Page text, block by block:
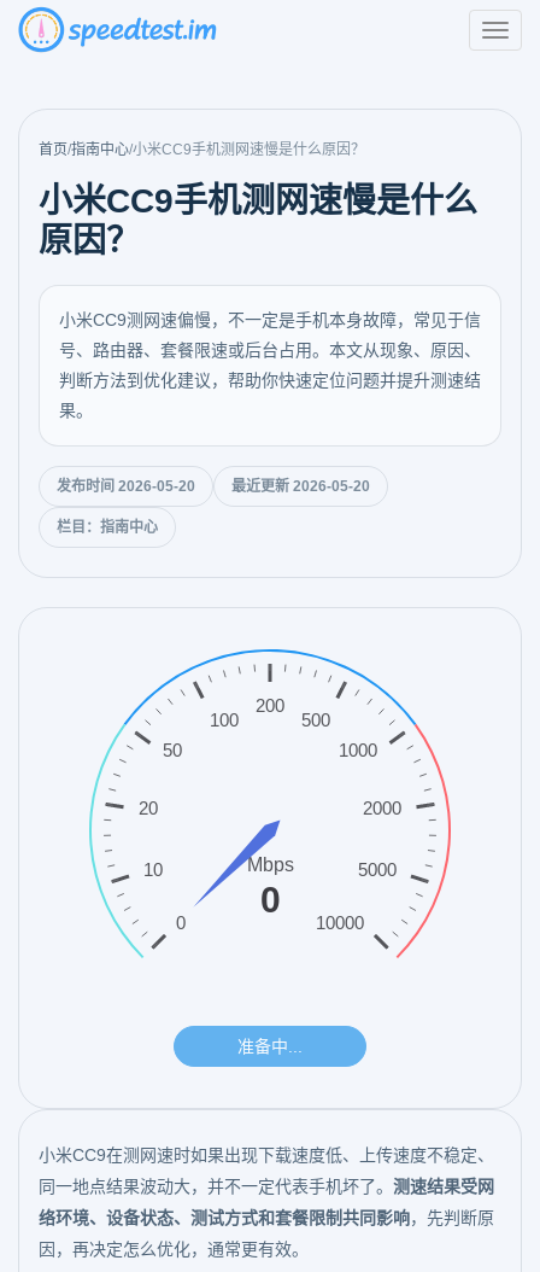
首页/指南中心/小米CC9手机测网速慢是什么原因？
小米CC9手机测网速慢是什么
原因？
小米CC9测网速偏慢，不一定是手机本身故障，常见于信
号、路由器、套餐限速或后台占用。本文从现象、原因、
判断方法到优化建议，帮助你快速定位问题并提升测速结
果。
发布时间 2026-05-20 最近更新 2026-05-20
栏目：指南中心
小米CC9在测网速时如果出现下载速度低、上传速度不稳定、
同一地点结果波动大，并不一定代表手机坏了。 测速结果受网
络环境、设备状态、测试方式和套餐限制共同影响，先判断原
因，再决定怎么优化，通常更有效。